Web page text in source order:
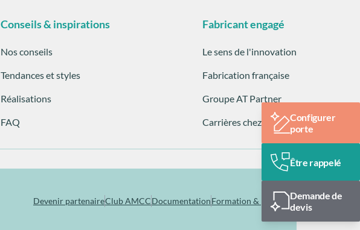
Conseils & inspirations
Nos conseils
Tendances et styles
Réalisations
FAQ
Fabricant engagé
Le sens de l'innovation
Fabrication française
Groupe AT Partner
Carrières chez AMCC
Devenir partenaireClub AMCCDocumentationFormation & pose
Configurer
porte
Être rappelé
Demande de
devis